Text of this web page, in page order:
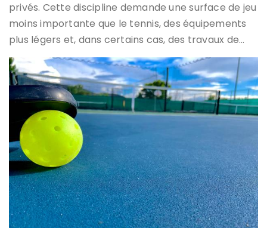
privés. Cette discipline demande une surface de jeu
moins importante que le tennis, des équipements
plus légers et, dans certains cas, des travaux de…